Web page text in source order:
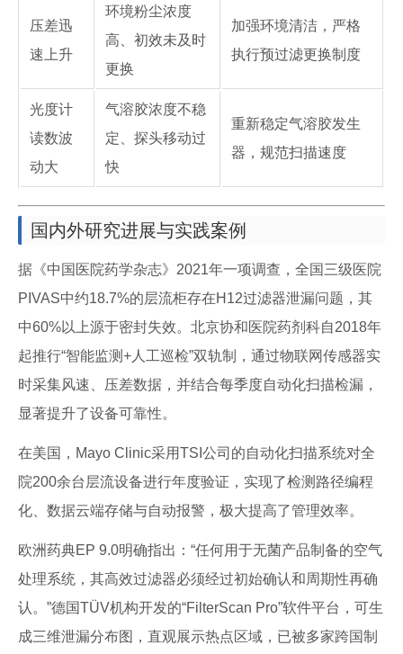
压差迅
速上升
环境粉尘浓度
高、初效未及时
更换
加强环境清洁，严格
执行预过滤更换制度
光度计
读数波
动大
气溶胶浓度不稳
定、探头移动过
快
重新稳定气溶胶发生
器，规范扫描速度
国内外研究进展与实践案例
据《中国医院药学杂志》2021年一项调查，全国三级医院
PIVAS中约18.7%的层流柜存在H12过滤器泄漏问题，其
中60%以上源于密封失效。北京协和医院药剂科自2018年
起推行“智能监测+人工巡检”双轨制，通过物联网传感器实
时采集风速、压差数据，并结合每季度自动化扫描检漏，
显著提升了设备可靠性。
在美国，Mayo Clinic采用TSI公司的自动化扫描系统对全
院200余台层流设备进行年度验证，实现了检测路径编程
化、数据云端存储与自动报警，极大提高了管理效率。
欧洲药典EP 9.0明确指出：“任何用于无菌产品制备的空气
处理系统，其高效过滤器必须经过初始确认和周期性再确
认。”德国TÜV机构开发的“FilterScan Pro”软件平台，可生
成三维泄漏分布图，直观展示热点区域，已被多家跨国制